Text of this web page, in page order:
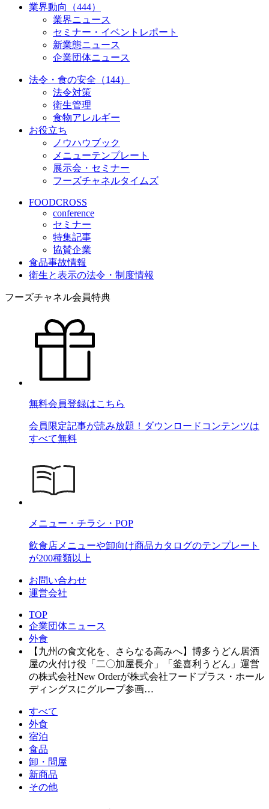
業界動向（444）
業界ニュース
セミナー・イベントレポート
新業態ニュース
企業団体ニュース
法令・食の安全（144）
法令対策
衛生管理
食物アレルギー
お役立ち
ノウハウブック
メニューテンプレート
展示会・セミナー
フーズチャネルタイムズ
FOODCROSS
conference
セミナー
特集記事
協賛企業
食品事故情報
衛生と表示の法令・制度情報
フーズチャネル会員特典
無料会員登録はこちら
会員限定記事が読み放題！ダウンロードコンテンツは
すべて無料
メニュー・チラシ・POP
飲食店メニューや卸向け商品カタログのテンプレート
が200種類以上
お問い合わせ
運営会社
TOP
企業団体ニュース
外食
【九州の食文化を、さらなる高みへ】博多うどん居酒
屋の火付け役「二〇加屋長介」「釜喜利うどん」運営
の株式会社New Orderが株式会社フードプラス・ホール
ディングスにグループ参画…
すべて
外食
宿泊
食品
卸・問屋
新商品
その他